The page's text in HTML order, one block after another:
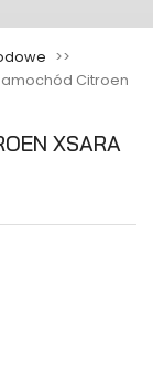
Citroen
XSARA